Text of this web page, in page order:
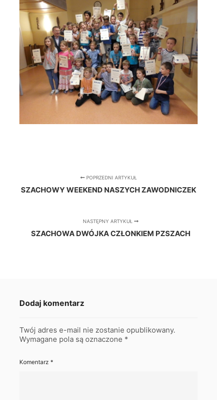
POPRZEDNI ARTYKUŁ
SZACHOWY WEEKEND NASZYCH ZAWODNICZEK
NASTĘPNY ARTYKUŁ
SZACHOWA DWÓJKA CZŁONKIEM PZSZACH
Dodaj komentarz
Twój adres e-mail nie zostanie opublikowany.
Wymagane pola są oznaczone *
Komentarz *